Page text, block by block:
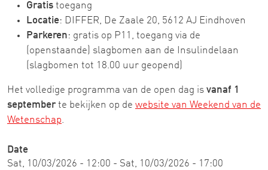
Gratis toegang
Locatie: DIFFER, De Zaale 20, 5612 AJ Eindhoven
Parkeren: gratis op P11, toegang via de
(openstaande) slagbomen aan de Insulindelaan
(slagbomen tot 18.00 uur geopend)
Het volledige programma van de open dag is vanaf 1
septemberte bekijken op de website van Weekend van de
Wetenschap.
Date
Sat, 10/03/2026 - 12:00 - Sat, 10/03/2026 - 17:00